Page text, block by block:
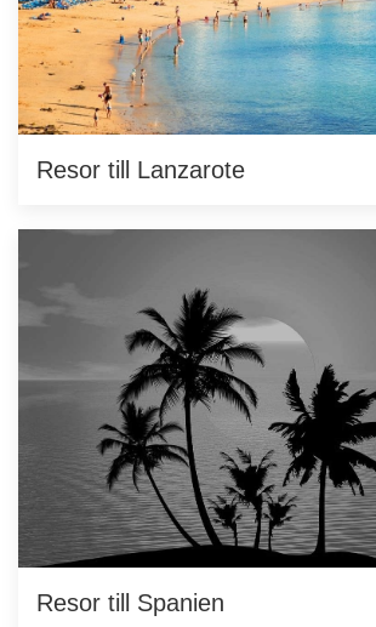
Resor till Lanzarote
Resor till Spanien